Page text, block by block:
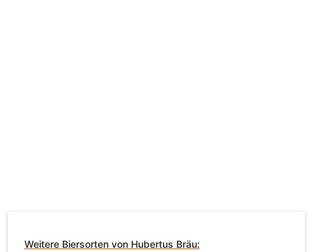
Weitere Biersorten von Hubertus Bräu: